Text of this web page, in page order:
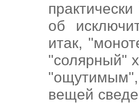
об
итак,
"солярный"
вещей